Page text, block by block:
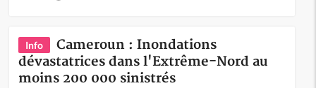
Info
Cameroun : Inondations
dévastatrices dans l'Extrême-Nord au
moins 200 000 sinistrés